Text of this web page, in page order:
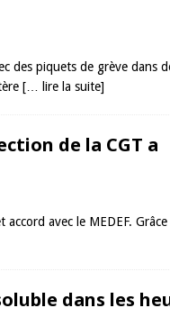
des piquets de grève dans
[… lire la suite]
de la CGT a
avec le MEDEF. Grâce
dans les